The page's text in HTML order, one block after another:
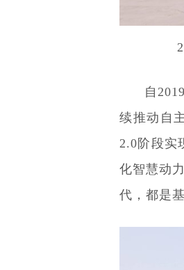
自
续推动自
2.0阶段实
化智慧动
代，都是